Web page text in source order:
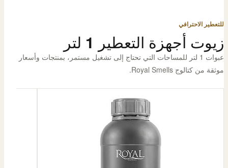
للتعطير الاحترافي
زيوت أجهزة التعطير 1 لتر
عبوات 1 لتر للمساحات التي تحتاج إلى تشغيل مستمر، بمنتجات وأسعار
موثقة من كتالوج Royal Smells.